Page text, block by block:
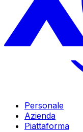
Personale
Azienda
Piattaforma